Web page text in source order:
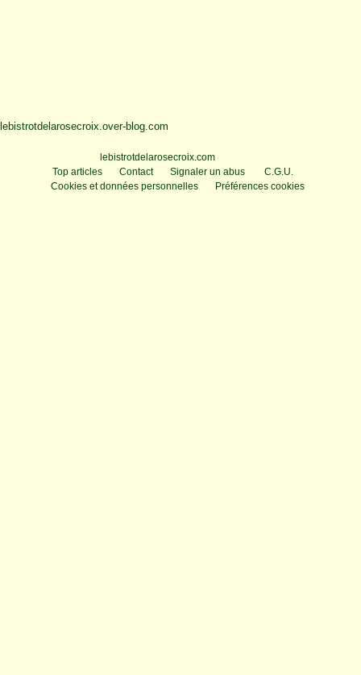
lebistrotdelarosecroix.over-blog.com
lebistrotdelarosecroix.com
Top articles
Contact Signaler un abus
C.G.U.
Cookies et données personnelles
Préférences cookies